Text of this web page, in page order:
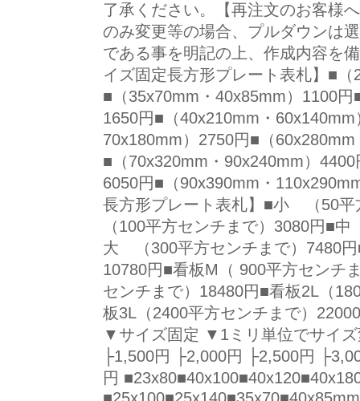
了承ください。【再注文のお客様
のみ変更等の場合、プルダウンは
である事を明記の上、作成内容を
イズ固定長方形プレート表札】■
■（35x70mm・40x85mm）1100
1650円■（40x210mm・
70x180mm）2750円■（
■（70x320mm・90x240mm）
6050円■（90x390mm・
長方形プレート表札】■小 （50平
（100平方センチまで）3080円■
大 （300平方センチまで）7480
10780円■看板M（ 900平方センチ
センチまで）18480円■看板2L（
板3L（2400平方センチまで）
▼サイズ固定 ▼1ミリ単位でサイ
├1,500円 ├2,000円 ├2,500円
円